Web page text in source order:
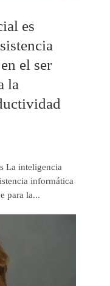
es
el ser
la
La inteligencia
informática
para la...